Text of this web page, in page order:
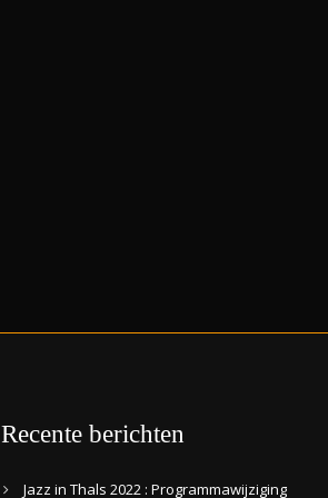
Recente berichten
Jazz in Thals 2022 : Programmawijziging